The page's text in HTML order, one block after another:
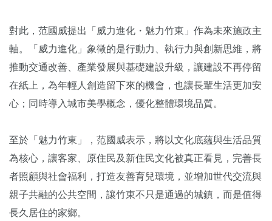
對此，范國威提出「威力進化・魅力竹東」作為未來施政主
軸。「威力進化」象徵的是行動力、執行力與創新思維，將
推動交通改善、產業發展與基礎建設升級，讓建設不再停留
在紙上，為年輕人創造留下來的機會，也讓長輩生活更加安
心；同時導入城市美學概念，優化整體環境品質。
至於「魅力竹東」，范國威表示，將以文化底蘊與生活品質
為核心，讓客家、原住民及新住民文化被真正看見，完善長
者照顧與社會福利，打造友善育兒環境，並增加世代交流與
親子共融的公共空間，讓竹東不只是通過的城鎮，而是值得
長久居住的家鄉。